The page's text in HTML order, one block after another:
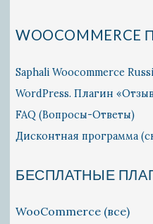
Saphali Woocommerce
WordPress. Плагин
FAQ (Вопросы-Ответы)
Дисконтная программа
БЕСПЛАТНЫЕ
WooCommerce (все)